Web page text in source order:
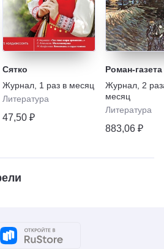
Сятко
Журнал 1 раз в месяц
Литература
47,50 ₽
Роман-газета
Журнал 2
месяц
Литература
883,06 ₽